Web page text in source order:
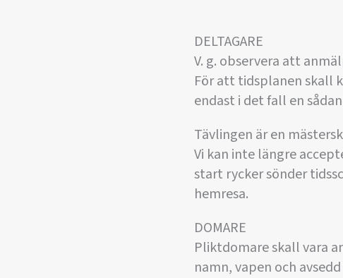
DELTAGARE
V. g. observera att
För att tidsplanen skall
endast i det fall en
Tävlingen är en
Vi kan inte längre
start rycker sönder
hemresa.
DOMARE
Pliktdomare skall vara
namn, vapen och